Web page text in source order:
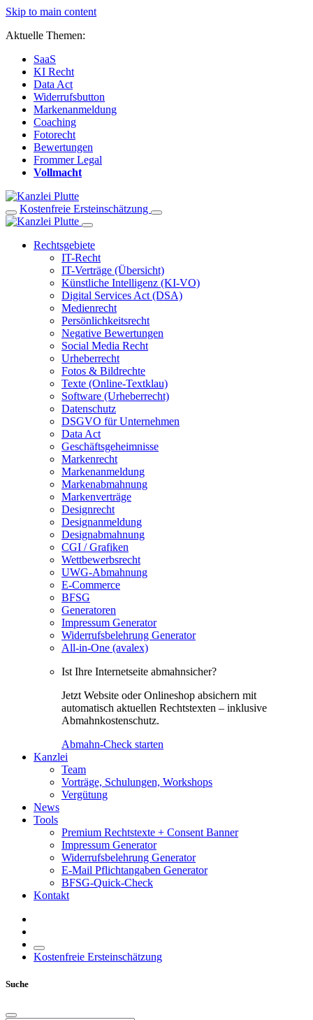
Skip to main content
Aktuelle Themen:
SaaS
KI Recht
Data Act
Widerrufsbutton
Markenanmeldung
Coaching
Fotorecht
Bewertungen
Frommer Legal
Vollmacht
Kostenfreie Ersteinschätzung
Rechtsgebiete
IT-Recht
IT-Verträge (Übersicht)
Künstliche Intelligenz (KI-VO)
Digital Services Act (DSA)
Medienrecht
Persönlichkeitsrecht
Negative Bewertungen
Social Media Recht
Urheberrecht
Fotos & Bildrechte
Texte (Online-Textklau)
Software (Urheberrecht)
Datenschutz
DSGVO für Unternehmen
Data Act
Geschäftsgeheimnisse
Markenrecht
Markenanmeldung
Markenabmahnung
Markenverträge
Designrecht
Designanmeldung
Designabmahnung
CGI / Grafiken
Wettbewerbsrecht
UWG-Abmahnung
E-Commerce
BFSG
Generatoren
Impressum Generator
Widerrufsbelehrung Generator
All-in-One (avalex)
Ist Ihre Internetseite abmahnsicher?
Jetzt Website oder Onlineshop absichern mit
automatisch aktuellen Rechtstexten – inklusive
Abmahnkostenschutz.
Abmahn-Check starten
Kanzlei
Team
Vorträge, Schulungen, Workshops
Vergütung
News
Tools
Premium Rechtstexte + Consent Banner
Impressum Generator
Widerrufsbelehrung Generator
E-Mail Pflichtangaben Generator
BFSG-Quick-Check
Kontakt
Kostenfreie Ersteinschätzung
Suche